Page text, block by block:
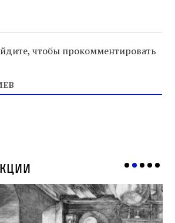
чтобы прокомментировать